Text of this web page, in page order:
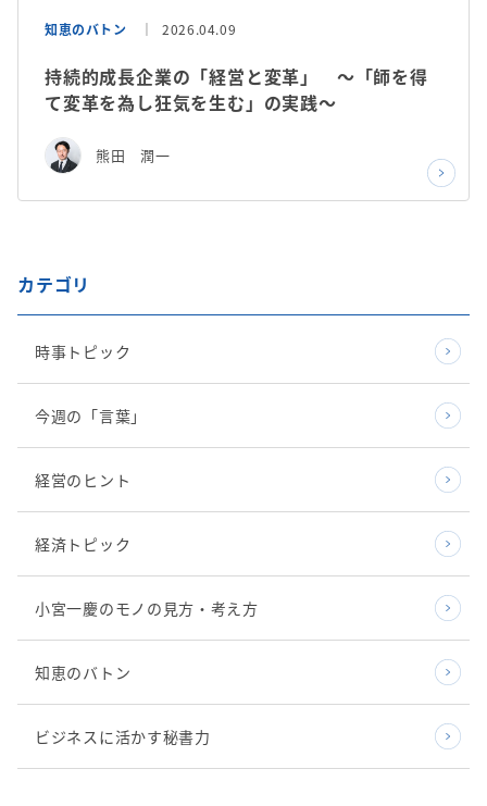
知恵のバトン 2026.04.09
持続的成長企業の「経営と変革」 ～「師を得
て変革を為し狂気を生む」の実践～
熊田 潤一
カテゴリ
時事トピック
今週の「言葉」
経営のヒント
経済トピック
小宮一慶のモノの見方・考え方
知恵のバトン
ビジネスに活かす秘書力